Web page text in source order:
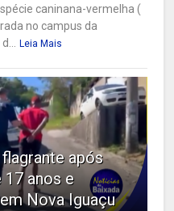
caninana-vermelha (
no campus da
Leia Mais
após
17 anos e
Nova Iguaçu